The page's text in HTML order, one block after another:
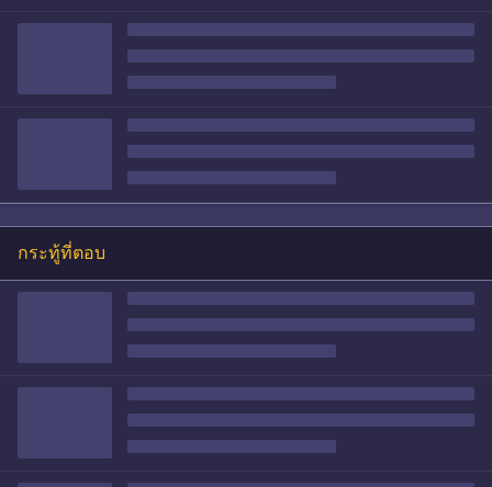
กระทู้ที่ตอบ